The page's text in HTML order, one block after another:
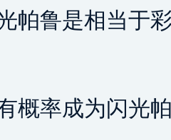
帕鲁是相当于
概率成为闪光